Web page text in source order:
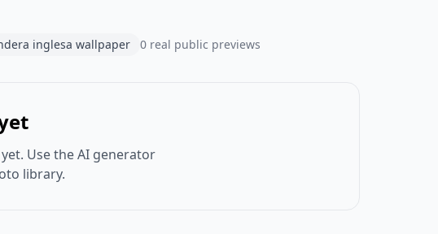
inglesa wallpaper 0 real public previews
Use the AI generator
library.